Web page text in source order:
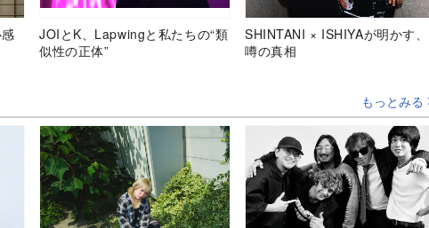
JOIとK、Lapwingと私たちの“類
似性の正体”
SHINTANI × ISHIYAが明かす、
噂の真相
もっとみる